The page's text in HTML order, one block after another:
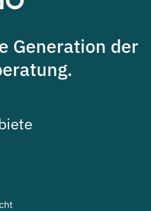
Generation der